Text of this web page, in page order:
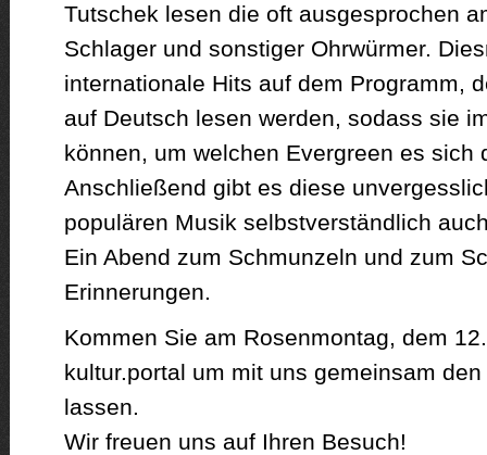
Tutschek lesen die oft ausgesprochen
Schlager und sonstiger Ohrwürmer.
internationale Hits auf dem Programm,
auf Deutsch lesen werden, sodass sie
können, um welchen Evergreen es sich
Anschließend gibt es diese
populären Musik selbstverständlich
Ein Abend zum Schmunzeln und zum
Erinnerungen.
Kommen Sie am Rosenmontag, dem
kultur.portal um mit uns gemeinsam
lassen.
Wir freuen uns auf Ihren Besuch!